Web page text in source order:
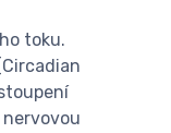
toku.